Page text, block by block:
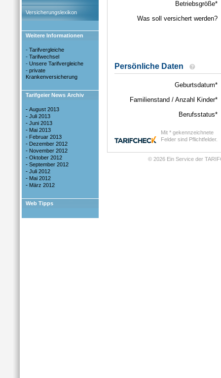
Versicherungslexikon
Weitere Informationen
- Tarifvergleiche
- Tarifwechsel
- Unsere Tarifvergleiche
- private
Krankenversicherung
Tarifgeier News Archiv
- August 2013
- Juli 2013
- Juni 2013
- Mai 2013
- Februar 2013
- Dezember 2012
- November 2012
- Oktober 2012
- September 2012
- Juli 2012
- Mai 2012
- März 2012
Web Tipps